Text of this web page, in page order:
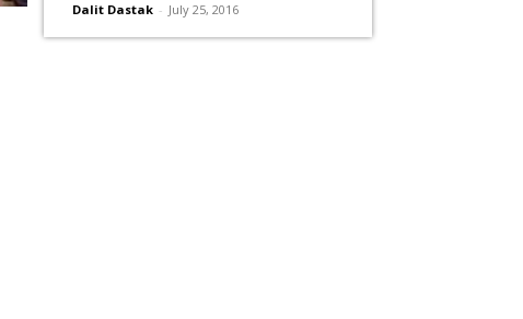
Dalit Dastak - July 25, 2016